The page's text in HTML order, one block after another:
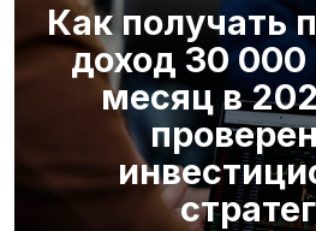
Как получать
доход 30 000
месяц в